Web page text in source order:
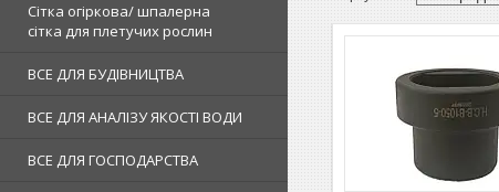
Сітка огіркова/ шпалерна
сітка для плетучих рослин
ВСЕ ДЛЯ БУДІВНИЦТВА
ВСЕ ДЛЯ АНАЛІЗУ ЯКОСТІ ВОДИ
ВСЕ ДЛЯ ГОСПОДАРСТВА